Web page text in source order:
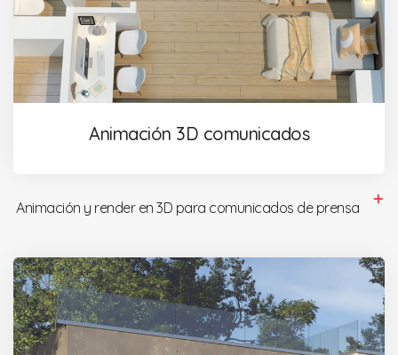
Animación 3D comunicados
Animación y render en 3D para comunicados de prensa